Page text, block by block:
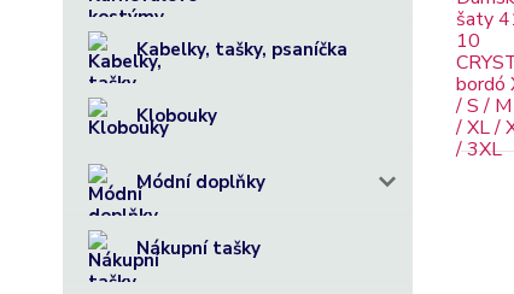
Kabelky, tašky, psaníčka
Klobouky
Módní doplňky
Nákupní tašky